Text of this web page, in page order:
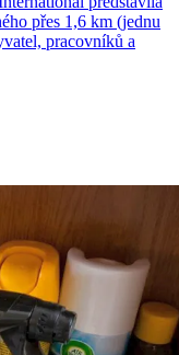
přes 1,6 km (jednu
pracovníků a